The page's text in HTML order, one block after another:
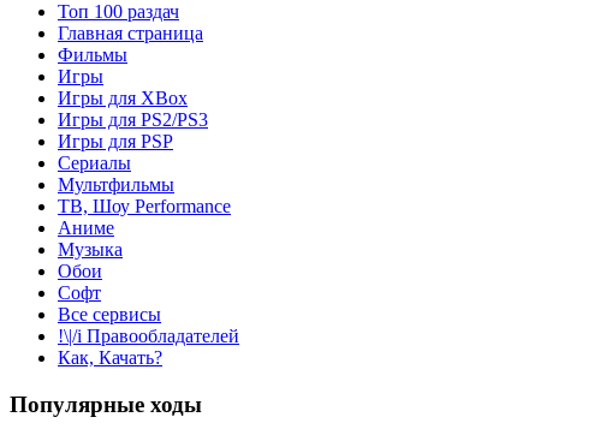
Топ 100 раздач
Главная страница
Фильмы
Игры
Игры для XBox
Игры для PS2/PS3
Игры для PSP
Сериалы
Мультфильмы
ТВ, Шоу Performance
Аниме
Музыка
Обои
Софт
Все сервисы
!\|/i Правообладателей
Как, Качать?
Популярные ходы